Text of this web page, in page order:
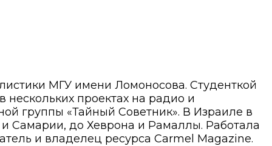
МГУ имени Ломоносова. Студенткой
нескольких проектах на радио и
группы «Тайный Советник». В Израиле в
и Самарии, до Хеврона и Рамаллы. Работала
и владелец ресурса Carmel Magazine.